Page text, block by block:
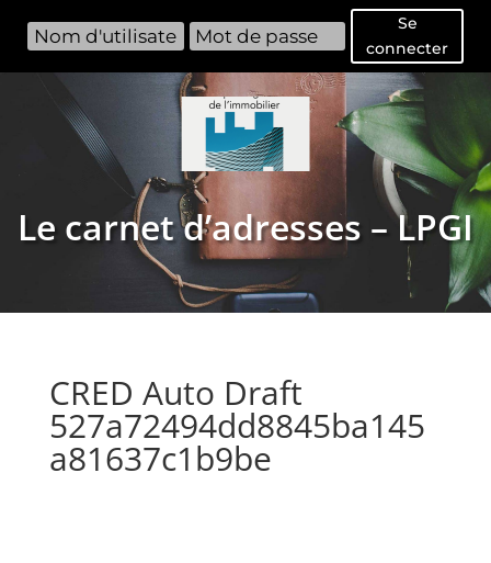
Se
connecter
Le carnet d’adresses – LPGI
CRED Auto Draft
527a72494dd8845ba145
a81637c1b9be